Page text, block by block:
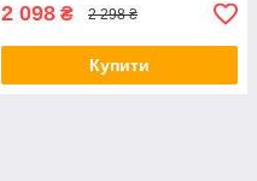
2 098 ₴ 2 298 ₴
Купити